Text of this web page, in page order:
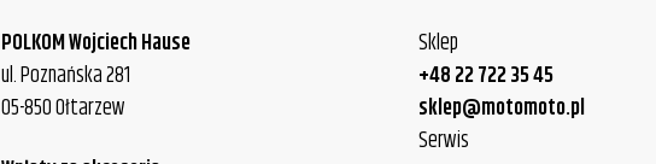
POLKOM Wojciech Hause
ul. Poznańska 281
05-850 Ołtarzew
Sklep
+48 22 722 35 45
sklep@motomoto.pl
Serwis